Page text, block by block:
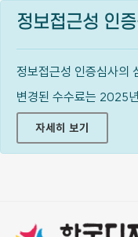
정보접근성 인
정보접근성 인증심사의
변경된 수수료는 2025
자세히 보기